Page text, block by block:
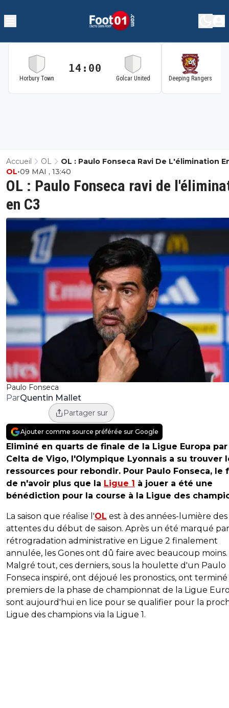
Horbury Town
14:00
Golcar United Deeping Rangers
Accueil OL OL : Paulo Fonseca Ravi De L'élimination
Paulo Fonseca
OL : Paulo Fonseca ravi de
en C3
OL•09 MAI , 13:40
ParQuentin Mallet
Partager sur
Ajouter comme source préférée sur Google
Eliminé en quarts de finale de la Ligue Europa
Celta de Vigo, l'Olympique Lyonnais a su trouver
ressources pour rebondir. Pour Paulo Fonseca, le
de n'avoir plus que la Ligue 1 à jouer a été une
bénédiction pour la course à la Ligue des
La saison que réalise l'OL est à des années-lumière des
attentes du début de saison. Après un été marqué
rétrogradation administrative en Ligue 2 finalement
annulée, les Gones ont dû faire avec beaucoup moins.
Malgré tout, ces derniers, sous la houlette d'un Paulo
Fonseca inspiré, ont déjoué les pronostics, ont terminé
premiers de la phase de championnat de la Ligue
sont aujourd'hui en lice pour se qualifier pour la
Ligue des champions via la Ligue 1.